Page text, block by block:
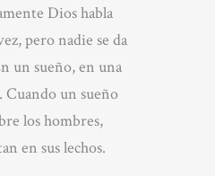
Dios habla
pero nadie se da
un sueño, en una
un sueño
los hombres,
en sus lechos.